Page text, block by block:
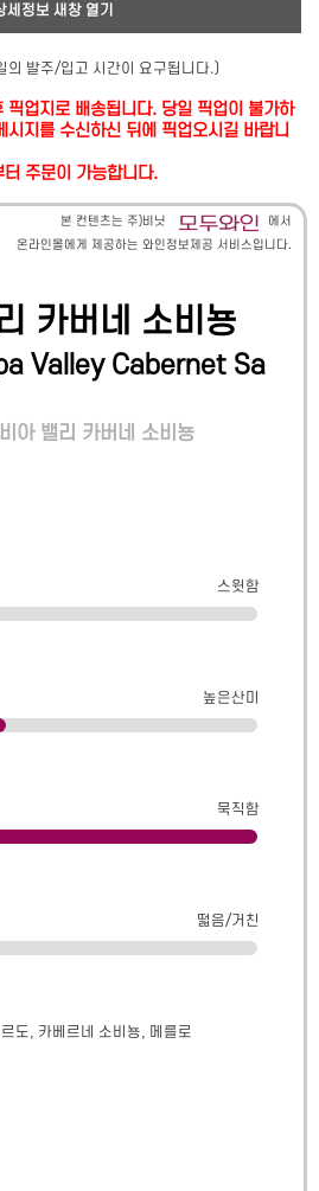
세정보 새창 열기
의 발주/입고 시간이 요구됩니다.)
업지로 배송됩니다. 당일 픽업이 불가하
지를 수신하신 뒤에 픽업오시길 바랍니
주문이 가능합니다.
본 컨텐츠는 주)비닛
에서
온라인몰에게 제공하는 와인정보제공 서비스입니다.
카버네 소비뇽
Valley Cabernet Sa
아 밸리 카버네 소비뇽
스윗함
높은산미
묵직함
떫음/거친
도, 카베르네 소비뇽, 메를로